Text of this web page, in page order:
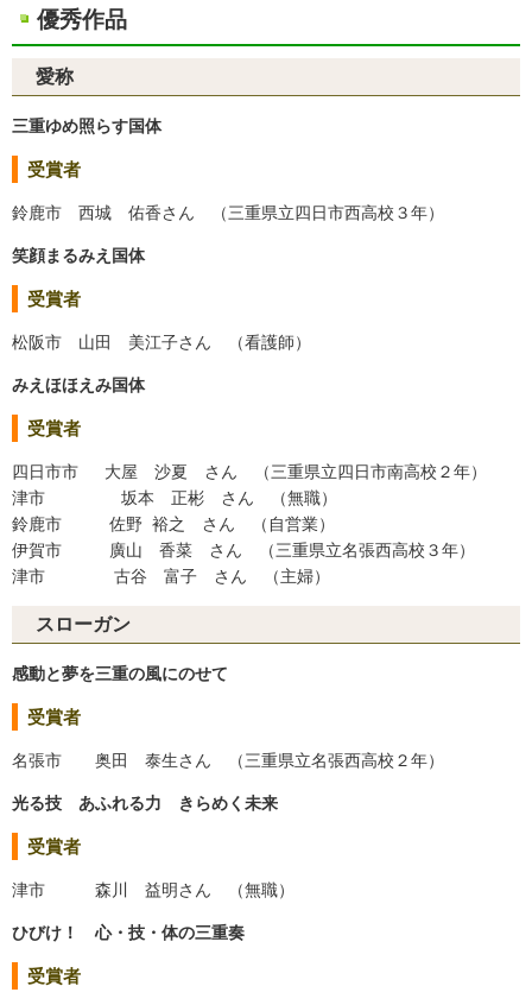
優秀作品
愛称
三重ゆめ照らす国体
受賞者
鈴鹿市 西城 佑香さん （三重県立四日市西高校３年）
笑顔まるみえ国体
受賞者
松阪市 山田 美江子さん （看護師）
みえほほえみ国体
受賞者
四日市市 大屋 沙夏 さん （三重県立四日市南高校２年）
津市 坂本 正彬 さん （無職）
鈴鹿市 佐野 裕之 さん （自営業）
伊賀市 廣山 香菜 さん （三重県立名張西高校３年）
津市 古谷 富子 さん （主婦）
スローガン
感動と夢を三重の風にのせて
受賞者
名張市 奥田 泰生さん （三重県立名張西高校２年）
光る技 あふれる力 きらめく未来
受賞者
津市 森川 益明さん （無職）
ひびけ！ 心・技・体の三重奏
受賞者